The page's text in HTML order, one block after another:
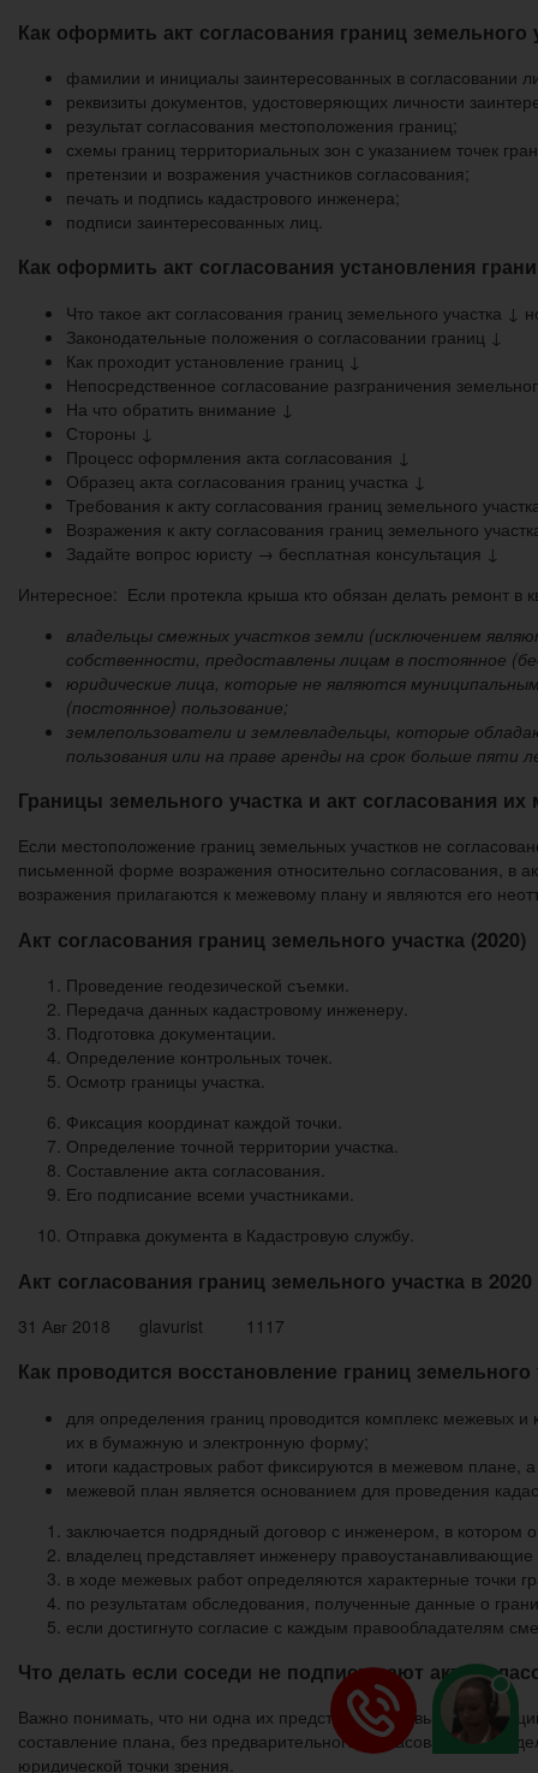
Как оформить акт согласования границ земельного
фамилии и инициалы заинтересованных в согласовании
реквизиты документов, удостоверяющих личности
результат согласования местоположения границ;
схемы границ территориальных зон с указанием точек
претензии и возражения участников согласования;
печать и подпись кадастрового инженера;
подписи заинтересованных лиц.
Как оформить акт согласования установления
Что такое акт согласования границ земельного участка ↓
Законодательные положения о согласовании границ ↓
Как проходит установление границ ↓
Непосредственное согласование разграничения
На что обратить внимание ↓
Стороны ↓
Процесс оформления акта согласования ↓
Образец акта согласования границ участка ↓
Требования к акту согласования границ земельного
Возражения к акту согласования границ земельного
Задайте вопрос юристу → бесплатная консультация ↓
Интересное: Если протекла крыша кто обязан делать ремонт в
владельцы смежных участков земли (исключением
собственности, предоставлены лицам в постоянное
юридические лица, которые не являются
(постоянное) пользование;
землепользователи и землевладельцы, которые
пользования или на праве аренды на срок больше пяти
Границы земельного участка и акт согласования
Если местоположение границ земельных участков не
письменной форме возражения относительно согласования, в
возражения прилагаются к межевому плану и являются его
Акт согласования границ земельного участка (2020)
Проведение геодезической съемки.
Передача данных кадастровому инженеру.
Подготовка документации.
Определение контрольных точек.
Осмотр границы участка.
Фиксация координат каждой точки.
Определение точной территории участка.
Составление акта согласования.
Его подписание всеми участниками.
Отправка документа в Кадастровую службу.
Акт согласования границ земельного участка в
31 Авг 2018 glavurist 1117
Как проводится восстановление границ земельного
для определения границ проводится комплекс межевых
их в бумажную и электронную форму;
итоги кадастровых работ фиксируются в межевом плане,
межевой план является основанием для проведения
заключается подрядный договор с инженером, в
владелец представляет инженеру
в ходе межевых работ определяются характерные точки
по результатам обследования, полученные данные о
если достигнуто согласие с каждым правообладателям
Что делать если соседи не подписывают акт
Важно понимать, что ни одна их представленных выше
составление плана, без предварительного согласования с
юридической точки зрения.